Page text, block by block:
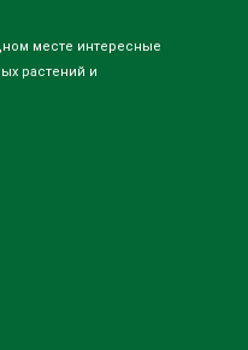
месте интересные
растений и